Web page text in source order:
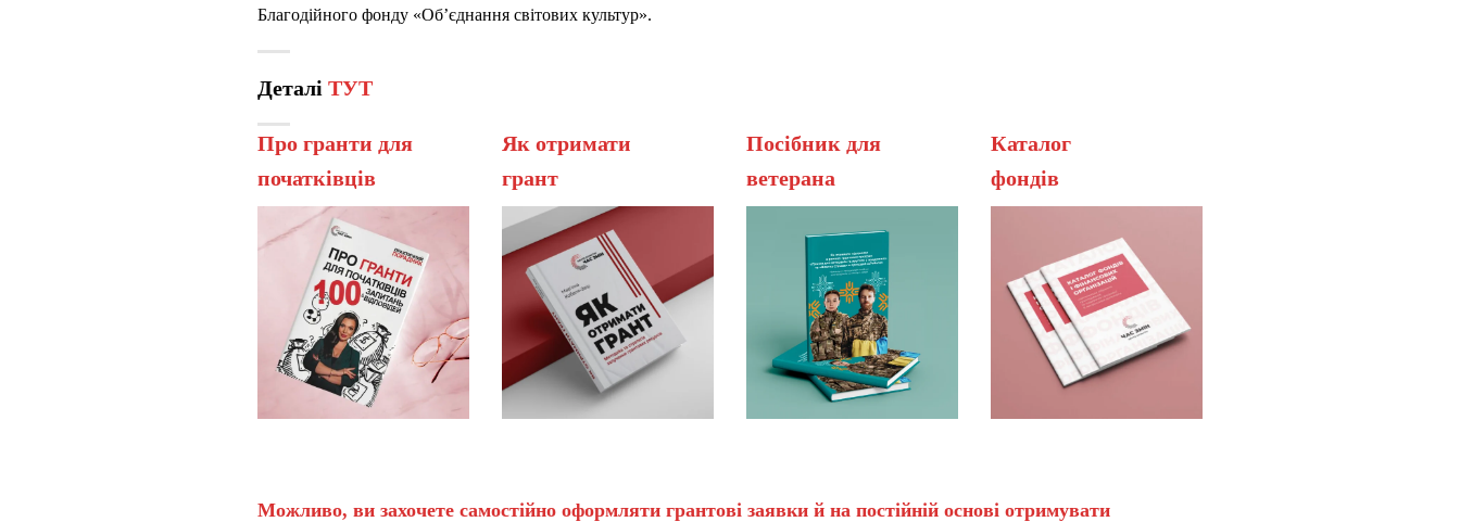
Благодійного фонду «Об’єднання світових культур».
Деталі ТУТ
Про гранти для
початківців
Як отримати
грант
Посібник для
ветерана
Каталог
Можливо, ви захочете самостійно оформляти грантові заявки й на постійній основі отримувати